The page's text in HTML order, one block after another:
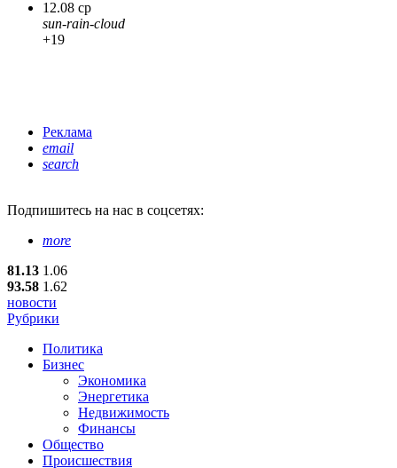
12.08 ср
sun-rain-cloud
+19
Реклама
email
search
Подпишитесь на нас в соцсетях:
more
81.13 1.06
93.58 1.62
новости
Рубрики
Политика
Бизнес
Экономика
Энергетика
Недвижимость
Финансы
Общество
Происшествия